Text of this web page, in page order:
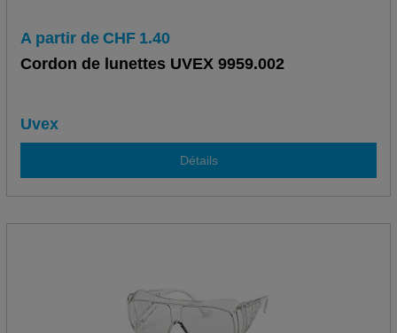
A partir de CHF 1.40
Cordon de lunettes UVEX 9959.002
Uvex
Détails